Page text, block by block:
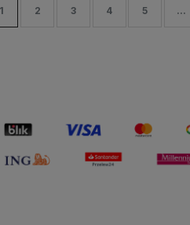
1 2 3 4 5 ...